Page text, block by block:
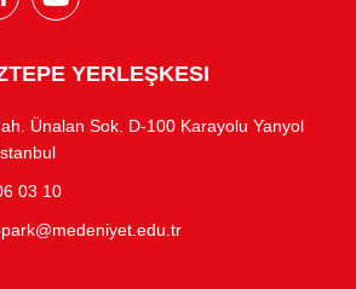
YERLEŞKESI
Ünalan Sok. D-100 Karayolu Yanyol
03 10